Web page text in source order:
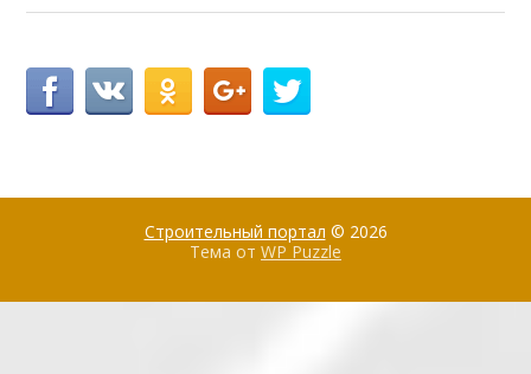
Строительный портал © 2026
Тема от WP Puzzle